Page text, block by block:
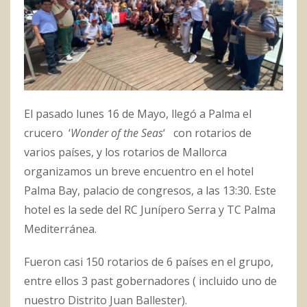
El pasado lunes 16 de Mayo, llegó a Palma el
crucero ‘Wonder of the Seas‘ con rotarios de
varios países, y los rotarios de Mallorca
organizamos un breve encuentro en el hotel
Palma Bay, palacio de congresos, a las 13:30. Este
hotel es la sede del RC Junípero Serra y TC Palma
Mediterránea.
Fueron casi 150 rotarios de 6 países en el grupo,
entre ellos 3 past gobernadores ( incluido uno de
nuestro Distrito Juan Ballester).